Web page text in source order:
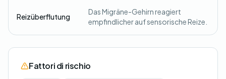
Reizüberflutung
Das Migräne-Gehirn reagiert
empfindlicher auf sensorische Reize.
Fattori di rischio